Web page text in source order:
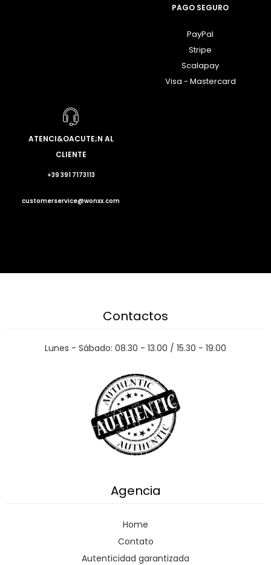
PAGO SEGURO
PayPal
Stripe
Scalapay
Visa - Mastercard
ATENCI&OACUTE;N AL
CLIENTE
+39 391 7173113
customerservice@wonxx.com
Contactos
Lunes - Sábado: 08.30 - 13.00 / 15.30 - 19.00
Agencia
Home
Contato
Autenticidad garantizada